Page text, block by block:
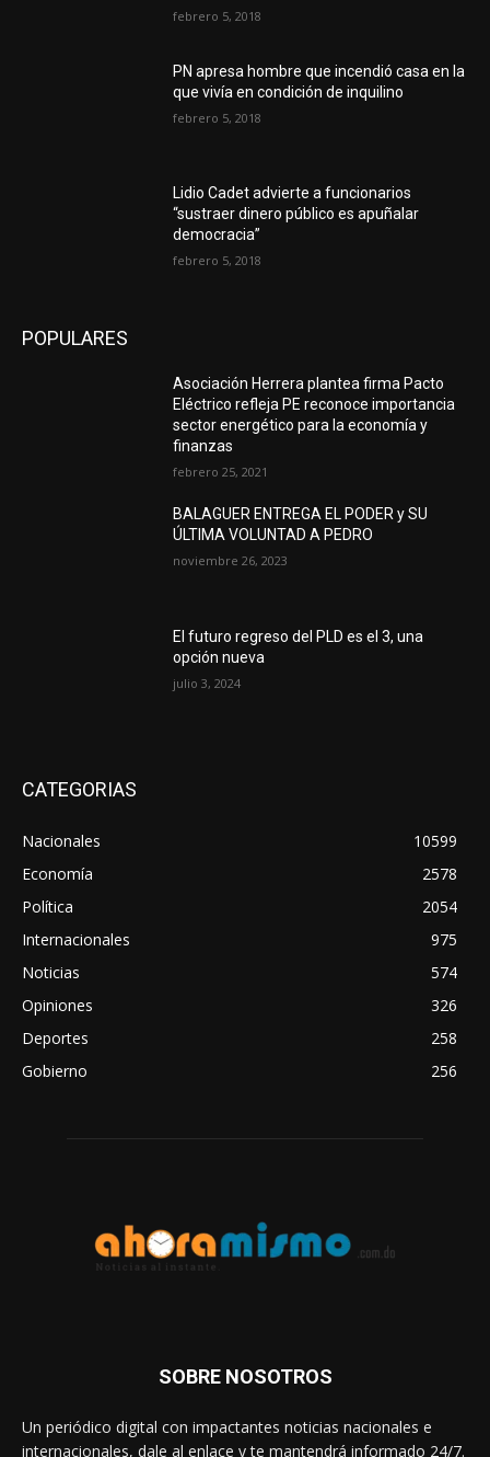
febrero 5, 2018
PN apresa hombre que incendió casa en la
que vivía en condición de inquilino
febrero 5, 2018
Lidio Cadet advierte a funcionarios
“sustraer dinero público es apuñalar
democracia”
febrero 5, 2018
POPULARES
Asociación Herrera plantea firma Pacto
Eléctrico refleja PE reconoce importancia
sector energético para la economía y
finanzas
febrero 25, 2021
BALAGUER ENTREGA EL PODER y SU
ÚLTIMA VOLUNTAD A PEDRO
noviembre 26, 2023
El futuro regreso del PLD es el 3, una
opción nueva
julio 3, 2024
CATEGORIAS
Nacionales
10599
Economía
2578
Política
2054
Internacionales
975
Noticias
574
Opiniones
326
Deportes
258
Gobierno
256
SOBRE NOSOTROS
Un periódico digital con impactantes noticias nacionales e
internacionales, dale al enlace y te mantendrá informado 24/7.